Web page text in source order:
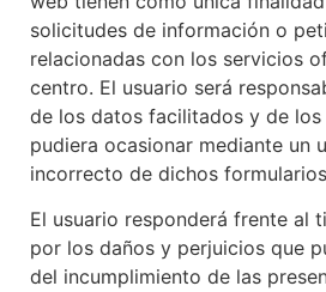
solicitudes de información o
relacionadas con los servicios
centro. El usuario será
de los datos facilitados y de
pudiera ocasionar mediante un
incorrecto de dichos
El usuario responderá frente al
por los daños y perjuicios que
del incumplimiento de las